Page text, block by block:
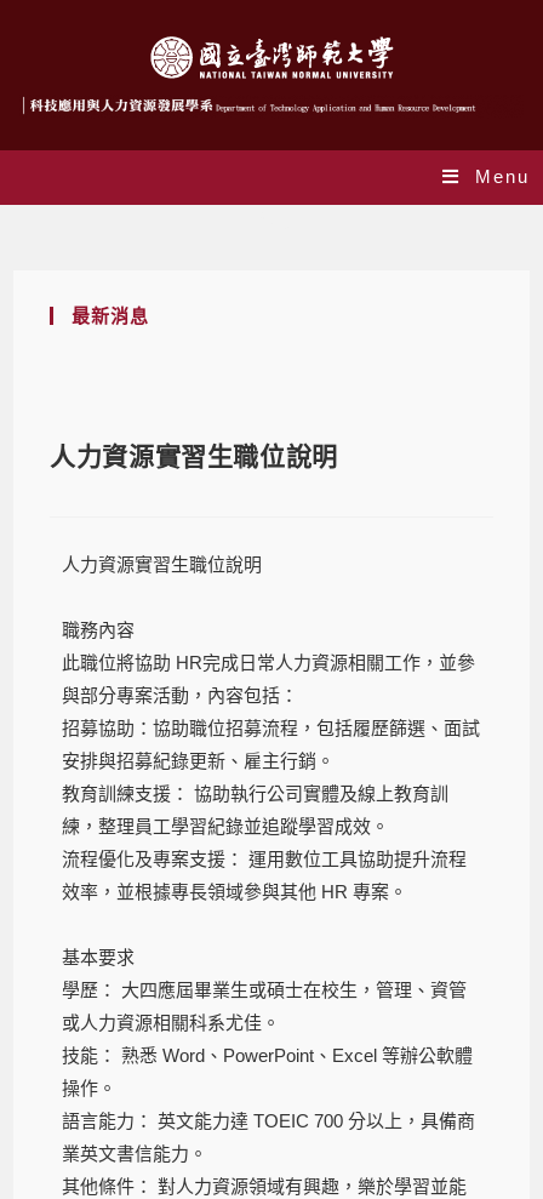
Menu
最新消息
人力資源實習生職位說明
人力資源實習生職位說明
職務內容
此職位將協助 HR完成日常人力資源相關工作，並參
與部分專案活動，內容包括：
招募協助：協助職位招募流程，包括履歷篩選、面試
安排與招募紀錄更新、雇主行銷。
教育訓練支援： 協助執行公司實體及線上教育訓
練，整理員工學習紀錄並追蹤學習成效。
流程優化及專案支援： 運用數位工具協助提升流程
效率，並根據專長領域參與其他 HR專案。
基本要求
學歷： 大四應屆畢業生或碩士在校生，管理、資管
或人力資源相關科系尤佳。
技能： 熟悉 Word 、 PowerPoint 、 Excel等辦公軟體
操作。
語言能力： 英文能力達 TOEIC 700分以上，具備商
業英文書信能力。
其他條件： 對人力資源領域有興趣，樂於學習並能